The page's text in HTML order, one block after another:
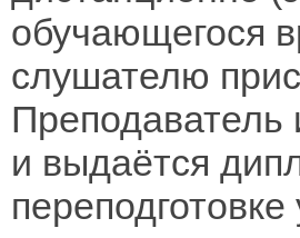
обучающегося
слушателю
Преподаватель
и выдаётся